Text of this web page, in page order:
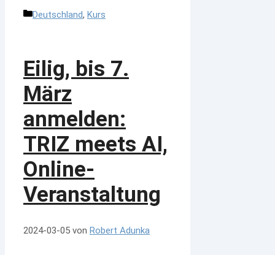
Kategorien
Deutschland, Kurs
Eilig, bis 7.
März
anmelden:
TRIZ meets AI,
Online-
Veranstaltung
2024-03-05 von Robert Adunka